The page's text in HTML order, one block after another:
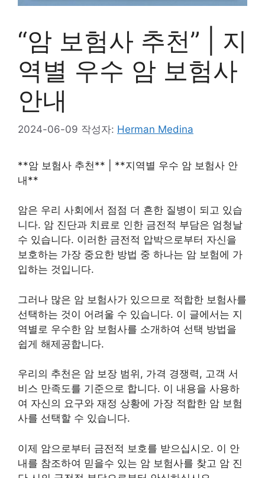
“암 보험사 추천” | 지
역별 우수 암 보험사
안내
2024-06-09 작성자: Herman Medina
**암 보험사 추천** | **지역별 우수 암 보험사 안
내**
암은 우리 사회에서 점점 더 흔한 질병이 되고 있습
니다. 암 진단과 치료로 인한 금전적 부담은 엄청날
수 있습니다. 이러한 금전적 압박으로부터 자신을
보호하는 가장 중요한 방법 중 하나는 암 보험에 가
입하는 것입니다.
그러나 많은 암 보험사가 있으므로 적합한 보험사를
선택하는 것이 어려울 수 있습니다. 이 글에서는 지
역별로 우수한 암 보험사를 소개하여 선택 방법을
쉽게 해제공합니다.
우리의 추천은 암 보장 범위, 가격 경쟁력, 고객 서
비스 만족도를 기준으로 합니다. 이 내용을 사용하
여 자신의 요구와 재정 상황에 가장 적합한 암 보험
사를 선택할 수 있습니다.
이제 암으로부터 금전적 보호를 받으십시오. 이 안
내를 참조하여 믿을수 있는 암 보험사를 찾고 암 진